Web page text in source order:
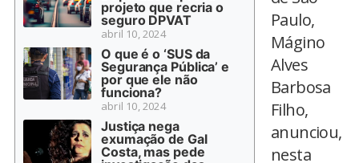
projeto que recria o
seguro DPVAT
abril 10, 2024
O que é o ‘SUS da
Segurança Pública’ e
por que ele não
funciona?
abril 10, 2024
Justiça nega
exumação de Gal
Costa, mas pede
Paulo,
Mágino
Alves
Barbosa
Filho,
anunciou,
nesta